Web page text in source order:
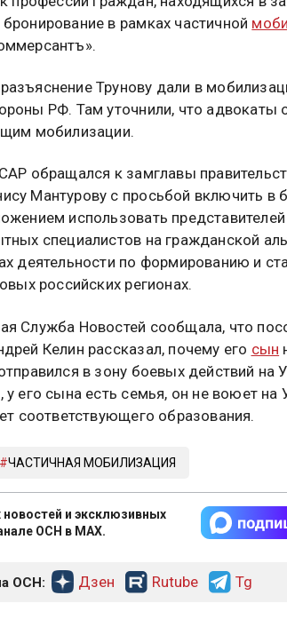
в рамках частичной
Трунову дали в
РФ. Там уточнили, что адвокаты
мобилизации.
обращался к замглавы
Мантурову с просьбой включить в
использовать представителей
специалистов на гражданской
деятельности по формированию и
российских регионах.
Служба Новостей сообщала, что
Келин рассказал, почему его сын
в зону боевых действий на
его сына есть семья, он не воюет на
соответствующего образования.
ЧАСТИЧНАЯ МОБИЛИЗАЦИЯ
и эксклюзивных
ОСН в MAX.
ОСН: Дзен Rutube Tg